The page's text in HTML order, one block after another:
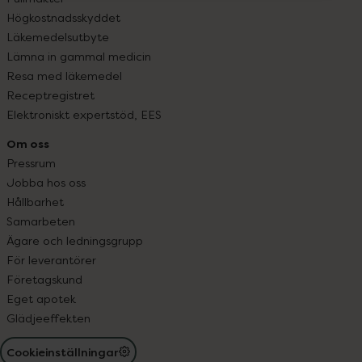
Högkostnadsskyddet
Läkemedelsutbyte
Lämna in gammal medicin
Resa med läkemedel
Receptregistret
Elektroniskt expertstöd, EES
Om oss
Pressrum
Jobba hos oss
Hållbarhet
Samarbeten
Ägare och ledningsgrupp
För leverantörer
Företagskund
Eget apotek
Glädjeeffekten
Cookieinställningar